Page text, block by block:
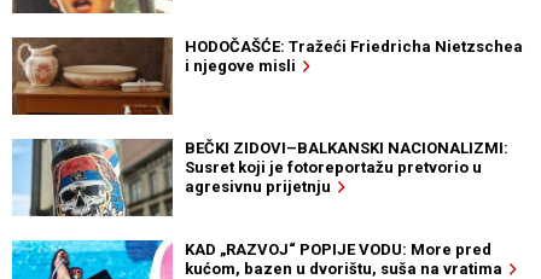
HODOČAŠĆE: Tražeći Friedricha Nietzschea
i njegove misli
BEČKI ZIDOVI–BALKANSKI NACIONALIZMI:
Susret koji je fotoreportažu pretvorio u
agresivnu prijetnju
KAD „RAZVOJ“ POPIJE VODU: More pred
kućom, bazen u dvorištu, suša na vratima